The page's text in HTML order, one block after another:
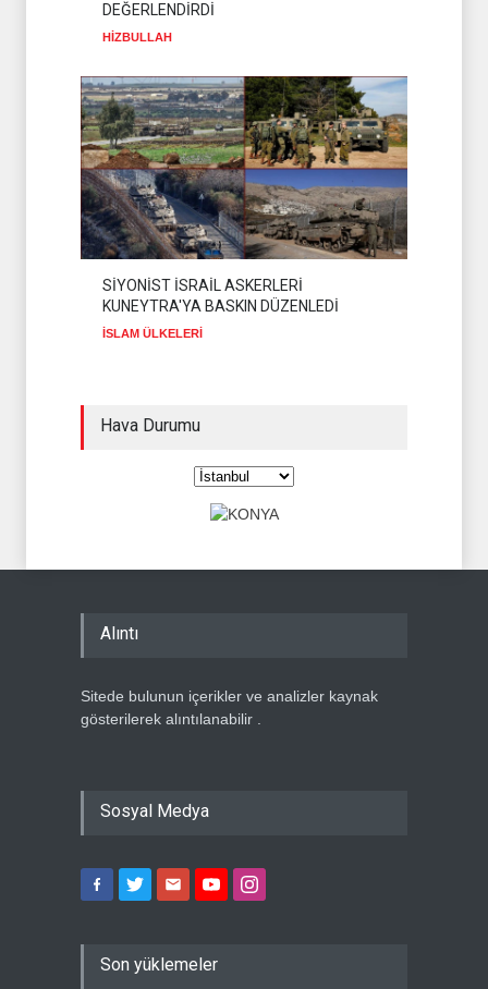
DEĞERLENDİRDİ
HİZBULLAH
SİYONİST İSRAİL ASKERLERİ
KUNEYTRA'YA BASKIN DÜZENLEDİ
İSLAM ÜLKELERİ
Hava Durumu
Alıntı
Sitede bulunun içerikler ve analizler kaynak
gösterilerek alıntılanabilir .
Sosyal Medya
Son yüklemeler